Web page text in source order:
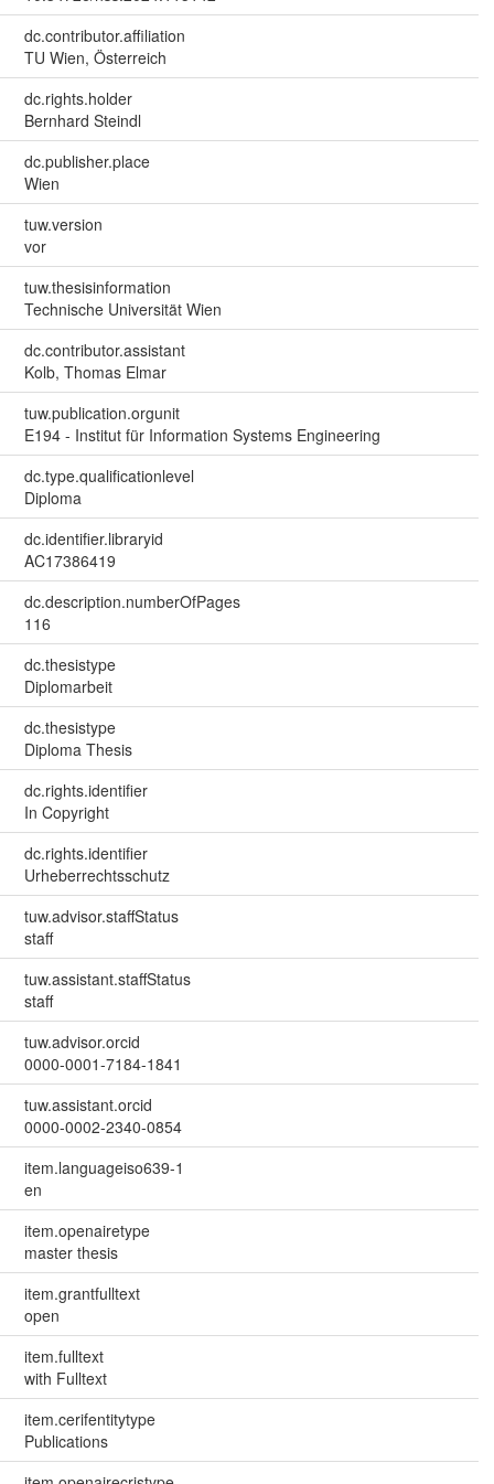
dc.contributor.affiliation
TU Wien, Österreich
dc.rights.holder
Bernhard Steindl
dc.publisher.place
Wien
tuw.version
vor
tuw.thesisinformation
Technische Universität Wien
dc.contributor.assistant
Kolb, Thomas Elmar
tuw.publication.orgunit
E194 - Institut für Information Systems Engineering
dc.type.qualificationlevel
Diploma
dc.identifier.libraryid
AC17386419
dc.description.numberOfPages
116
dc.thesistype
Diplomarbeit
dc.thesistype
Diploma Thesis
dc.rights.identifier
In Copyright
dc.rights.identifier
Urheberrechtsschutz
tuw.advisor.staffStatus
staff
tuw.assistant.staffStatus
staff
tuw.advisor.orcid
0000-0001-7184-1841
tuw.assistant.orcid
0000-0002-2340-0854
item.languageiso639-1
en
item.openairetype
master thesis
item.grantfulltext
open
item.fulltext
with Fulltext
item.cerifentitytype
Publications